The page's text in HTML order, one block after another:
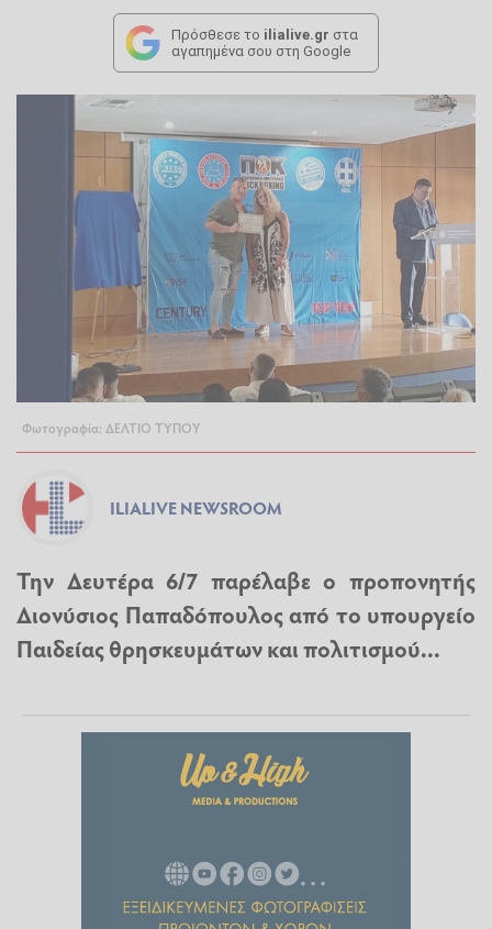
Πρόσθεσε το ilialive.gr στα
αγαπημένα σου στη Google
Φωτογραφία: ΔΕΛΤΙΟ ΤΥΠΟΥ
ILIALIVE NEWSROOM
Την Δευτέρα 6/7 παρέλαβε ο προπονητής
Διονύσιος Παπαδόπουλος από το υπουργείο
Παιδείας θρησκευμάτων και πολιτισμού...